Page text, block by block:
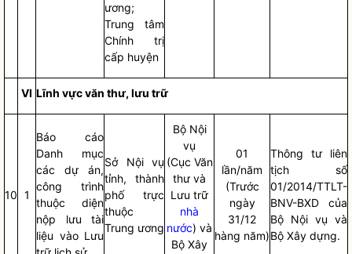
ương;
Trung tâm
Chính trị
cấp huyện
VI Lĩnh vực văn thư, lưu trữ
10 1
Báo cáo
Danh mục
các dự án,
công trình
thuộc diện
nộp lưu tài
liệu vào Lưu
Sở Nội vụ
tỉnh, thành
phố trực
thuộc
Trung ương
Bộ Nội
vụ
(Cục Văn
thư và
Lưu trữ
nhà
nước) và
Bộ Xây
01
lần/năm
(Trước
ngày
31/12
hàng năm)
Thông tư liên
tịch số
01/2014/TTLT-
BNV-BXD của
Bộ Nội vụ và
Bộ Xây dựng.